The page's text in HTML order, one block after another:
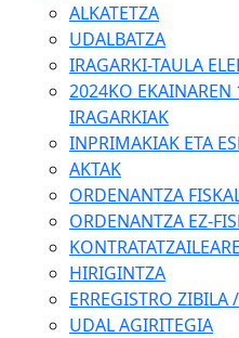
ALKATETZA
UDALBATZA
IRAGARKI-TAULA
2024KO
IRAGARKIAK
INPRIMAKIAK ETA
AKTAK
ORDENANTZA
ORDENANTZA EZ-
HIRIGINTZA
ERREGISTRO
UDAL AGIRITEGIA